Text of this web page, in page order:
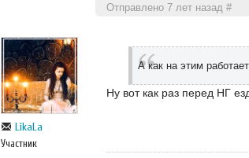
Отправлено 7 лет назад#
LikaLa
Участник
А как на этим
Ну вот как раз перед НГ